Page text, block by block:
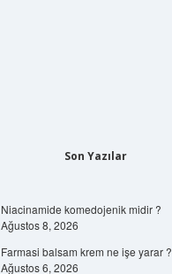
Son Yazılar
Niacinamide komedojenik midir ?
Ağustos 8, 2026
Farmasi balsam krem ne işe yarar ?
Ağustos 6, 2026